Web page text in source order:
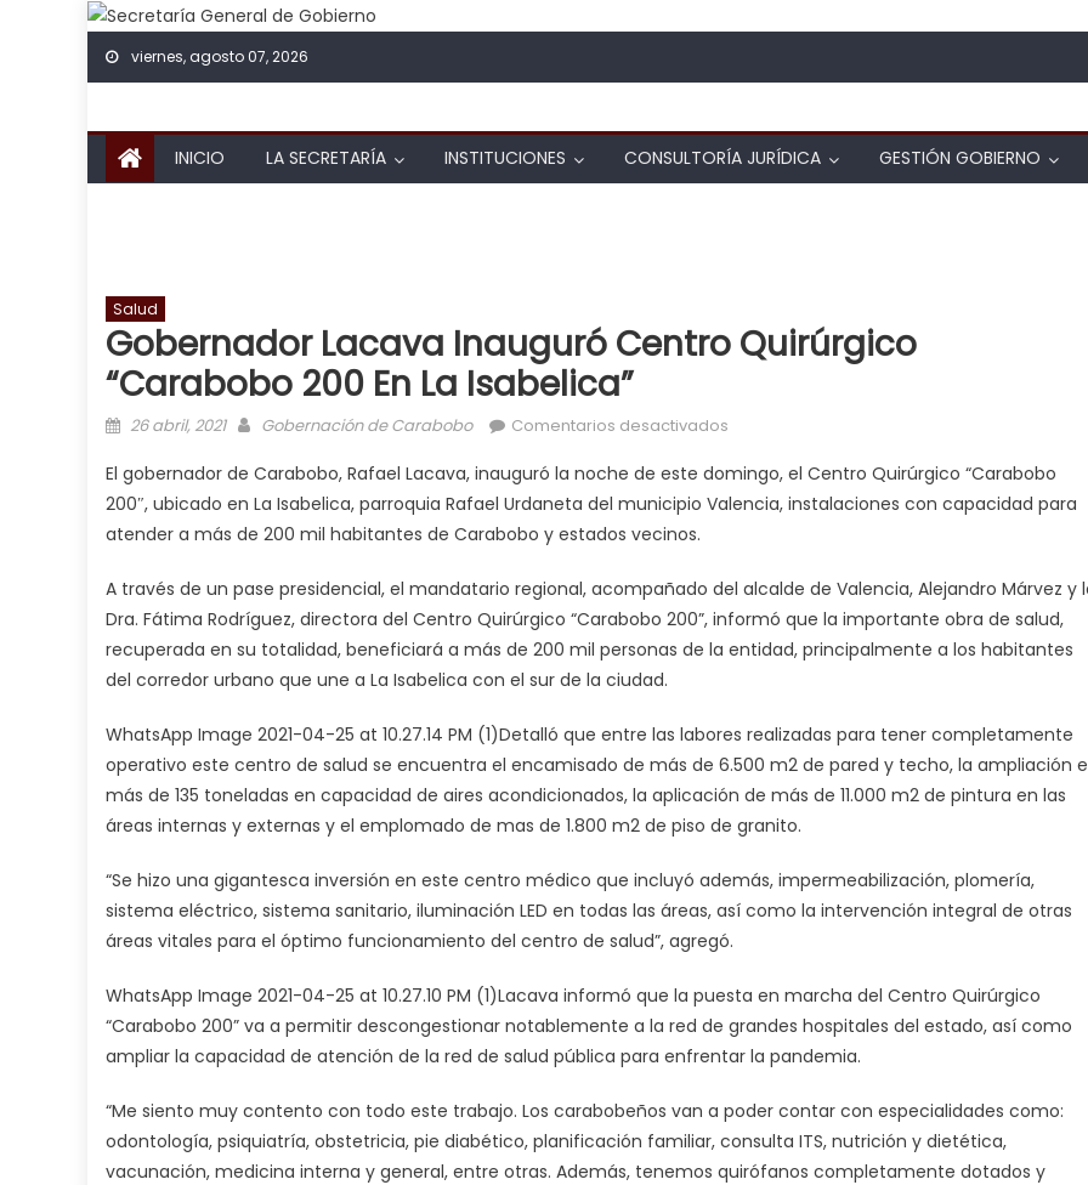
Skip to content
viernes, agosto 07, 2026
INICIO LA SECRETARÍA INSTITUCIONES CONSULTORÍA JURÍDICA GESTIÓN GOBIERNO
Salud
Gobernador Lacava Inauguró Centro Quirúrgico
“Carabobo 200 En La Isabelica”
Posted on
26 abril, 2021 Author
Gobernación de Carabobo Comentarios desactivados
El gobernador de Carabobo, Rafael Lacava, inauguró la noche de este domingo, el Centro Quirúrgico “Carabobo
200″, ubicado en La Isabelica, parroquia Rafael Urdaneta del municipio Valencia, instalaciones con capacidad para
atender a más de 200 mil habitantes de Carabobo y estados vecinos.
A través de un pase presidencial, el mandatario regional, acompañado del alcalde de Valencia, Alejandro Márvez y
Dra. Fátima Rodríguez, directora del Centro Quirúrgico “Carabobo 200”, informó que la importante obra de salud,
recuperada en su totalidad, beneficiará a más de 200 mil personas de la entidad, principalmente a los habitantes
del corredor urbano que une a La Isabelica con el sur de la ciudad.
WhatsApp Image 2021-04-25 at 10.27.14 PM (1)Detalló que entre las labores realizadas para tener completamente
operativo este centro de salud se encuentra el encamisado de más de 6.500 m2 de pared y techo, la ampliación
más de 135 toneladas en capacidad de aires acondicionados, la aplicación de más de 11.000 m2 de pintura en las
áreas internas y externas y el emplomado de mas de 1.800 m2 de piso de granito.
“Se hizo una gigantesca inversión en este centro médico que incluyó además, impermeabilización, plomería,
sistema eléctrico, sistema sanitario, iluminación LED en todas las áreas, así como la intervención integral de otras
áreas vitales para el óptimo funcionamiento del centro de salud”, agregó.
WhatsApp Image 2021-04-25 at 10.27.10 PM (1)Lacava informó que la puesta en marcha del Centro Quirúrgico
“Carabobo 200” va a permitir descongestionar notablemente a la red de grandes hospitales del estado, así como
ampliar la capacidad de atención de la red de salud pública para enfrentar la pandemia.
“Me siento muy contento con todo este trabajo. Los carabobeños van a poder contar con especialidades como:
odontología, psiquiatría, obstetricia, pie diabético, planificación familiar, consulta ITS, nutrición y dietética,
vacunación, medicina interna y general, entre otras. Además, tenemos quirófanos completamente dotados y